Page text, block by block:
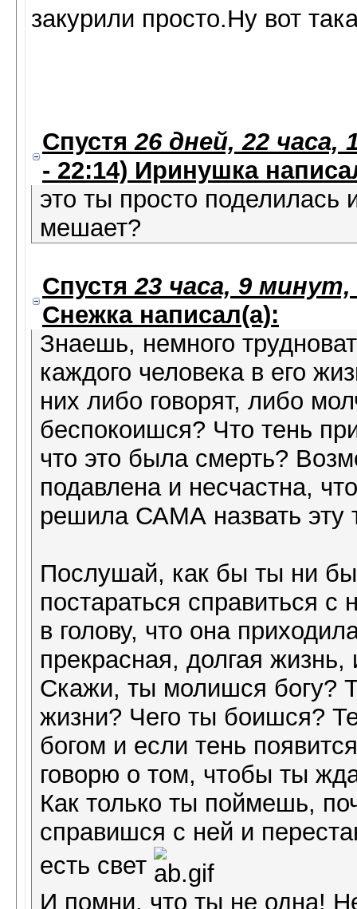
закурили просто.Ну вот
Спустя26 дней, 22 часа,
- 22:14) Иринушка
это ты просто поделилась
мешает?
Спустя23 часа, 9 минут,
Снежканаписал(а):
Знаешь, немного
каждого человека в его
них либо говорят, либо
беспокоишся? Что тень
что это была смерть?
подавлена и несчастна,
решила САМА назвать эту
Послушай, как бы ты ни
постараться справиться
в голову, что она
прекрасная, долгая жизнь,
Скажи, ты молишся богу?
жизни? Чего ты боишся?
богом и если тень
говорю о том, чтобы ты
Как только ты поймешь,
справишся с ней и
есть свет
И помни, что ты не одна!